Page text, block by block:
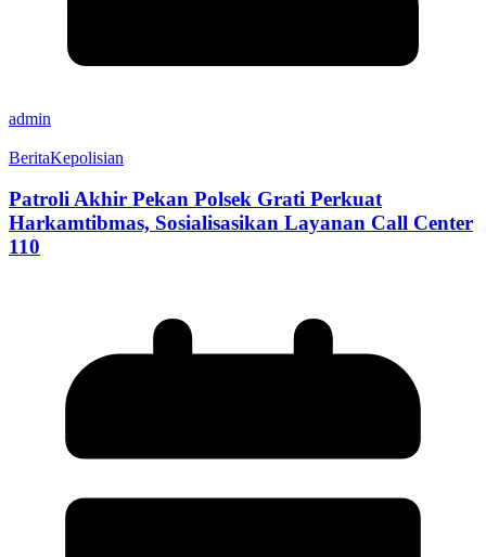
admin
BeritaKepolisian
Patroli Akhir Pekan Polsek Grati Perkuat
Harkamtibmas, Sosialisasikan Layanan Call Center
110